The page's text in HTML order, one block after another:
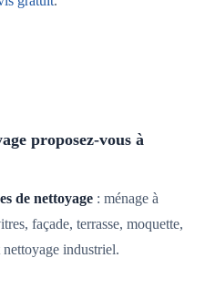
proposez-vous à
de nettoyage : ménage à
façade, terrasse, moquette,
industriel.